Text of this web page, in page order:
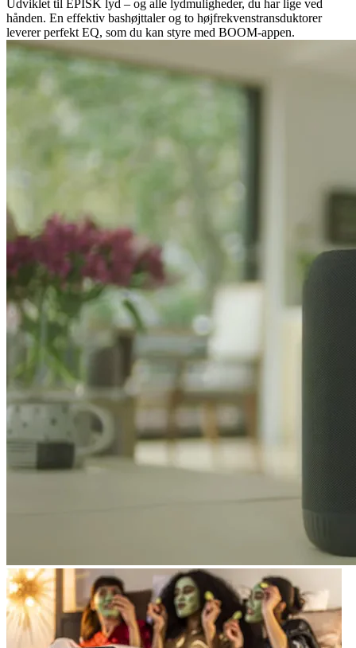
Udviklet til EPISK lyd – og alle lydmuligheder, du har lige ved
hånden. En effektiv bashøjttaler og to højfrekvenstransduktorer
leverer perfekt EQ, som du kan styre med BOOM-appen.